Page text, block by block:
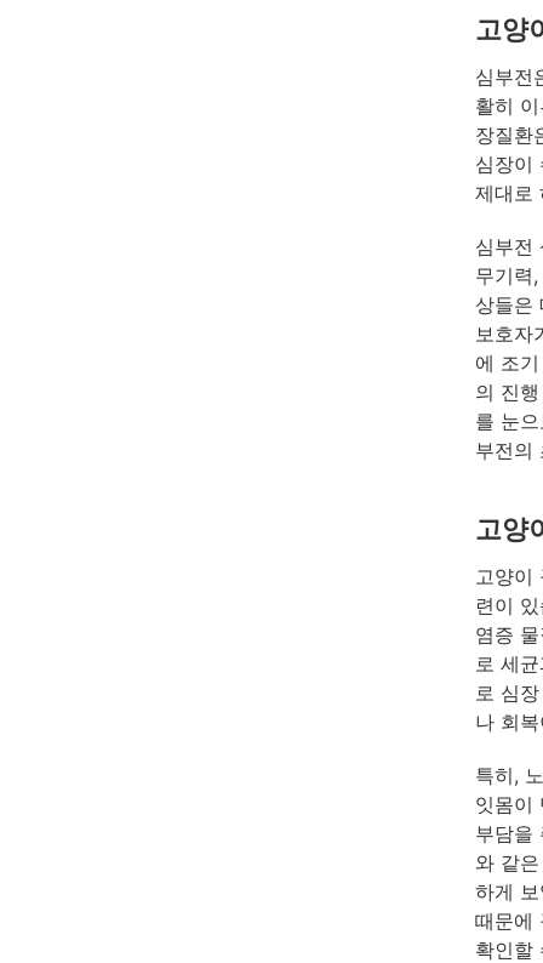
고양
심부전
활히
장질환
심장이
제대로
심부전
무기력
상들은
보호자
에 조
의 진
를 눈
부전의
고양
고양이
련이
염증
로 세
로 심
나 회
특히,
잇몸이
부담을
와 같
하게
때문에
확인할